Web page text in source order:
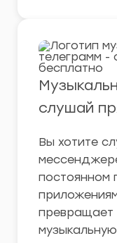
слушай
Вы хотите
постоянном
превращает